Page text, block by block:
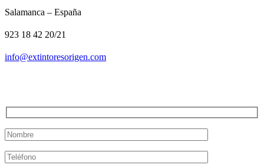
Salamanca – España
923 18 42 20/21
info@extintoresorigen.com